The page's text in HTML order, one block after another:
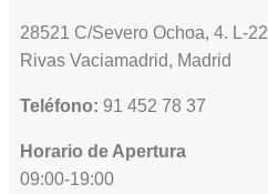
28521 C/Severo Ochoa, 4. L-22
Rivas Vaciamadrid, Madrid
Teléfono: 91 452 78 37
Horario de Apertura
09:00-19:00